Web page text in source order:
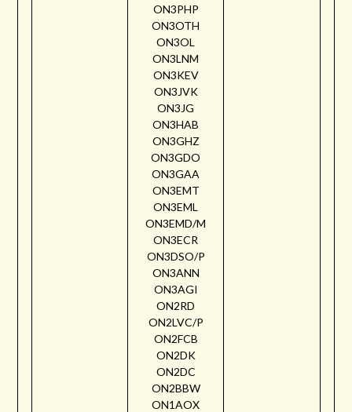
ON3PHP
ON3OTH
ON3OL
ON3LNM
ON3KEV
ON3JVK
ON3JG
ON3HAB
ON3GHZ
ON3GDO
ON3GAA
ON3EMT
ON3EML
ON3EMD/M
ON3ECR
ON3DSO/P
ON3ANN
ON3AGI
ON2RD
ON2LVC/P
ON2FCB
ON2DK
ON2DC
ON2BBW
ON1AOX